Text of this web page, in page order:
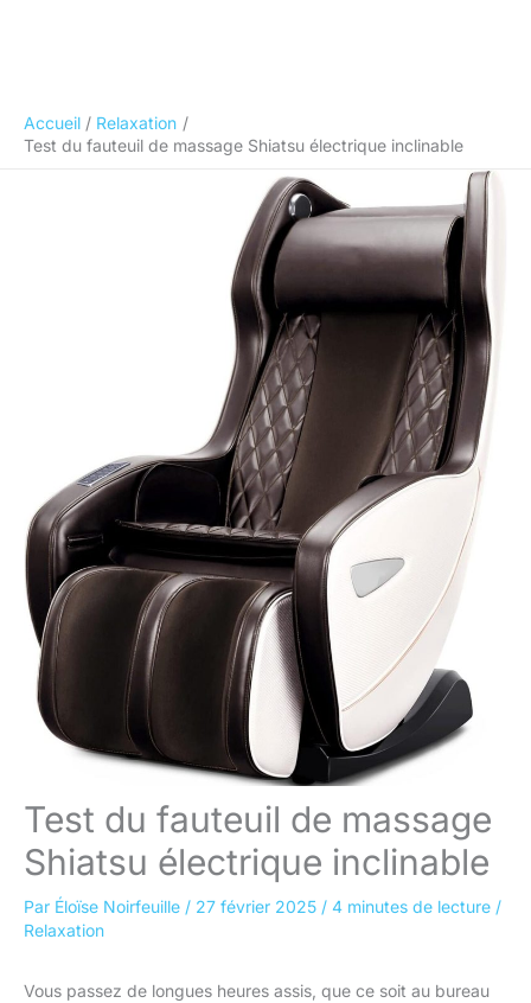
Accueil
Relaxation
Test du fauteuil de massage Shiatsu électrique inclinable
Test du fauteuil de massage
Shiatsu électrique inclinable
Par Éloïse Noirfeuille / 27 février 2025 / 4 minutes de lecture /
Relaxation
Vous passez de longues heures assis, que ce soit au bureau